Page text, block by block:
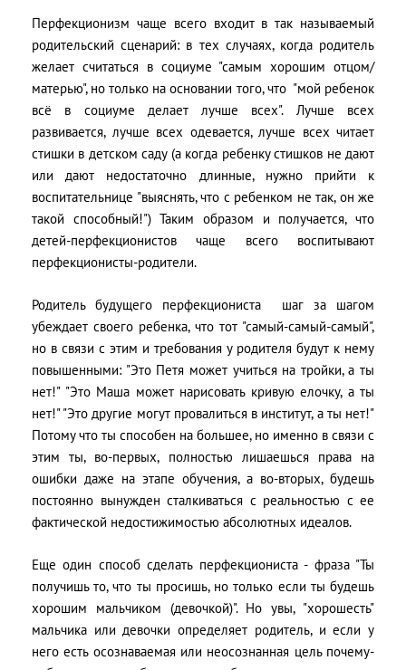
Перфекционизм чаще всего входит в так называемый
родительский сценарий: в тех случаях, когда родитель
желает считаться в социуме "самым хорошим отцом/
матерью", но только на основании того, что "мой ребенок
всё в социуме делает лучше всех". Лучше всех
развивается, лучше всех одевается, лучше всех читает
стишки в детском саду (а когда ребенку стишков не дают
или дают недостаточно длинные, нужно прийти к
воспитательнице "выяснять, что с ребенком не так, он же
такой способный!") Таким образом и получается, что
детей-перфекционистов чаще всего воспитывают
перфекционисты-родители.
Родитель будущего перфекциониста шаг за шагом
убеждает своего ребенка, что тот "самый-самый-самый",
но в связи с этим и требования у родителя будут к нему
повышенными: "Это Петя может учиться на тройки, а ты
нет!" "Это Маша может нарисовать кривую елочку, а ты
нет!" "Это другие могут провалиться в институт, а ты нет!"
Потому что ты способен на большее, но именно в связи с
этим ты, во-первых, полностью лишаешься права на
ошибки даже на этапе обучения, а во-вторых, будешь
постоянно вынужден сталкиваться с реальностью с ее
фактической недостижимостью абсолютных идеалов.
Еще один способ сделать перфекциониста - фраза "Ты
получишь то, что ты просишь, но только если ты будешь
хорошим мальчиком (девочкой)". Но увы, "хорошесть"
мальчика или девочки определяет родитель, и если у
него есть осознаваемая или неосознанная цель почему-